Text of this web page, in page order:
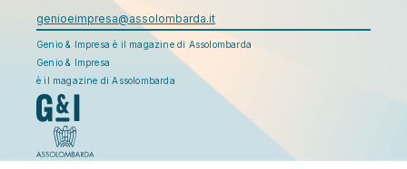
genioeimpresa@assolombarda.it
Genio & Impresa è il magazine di Assolombarda
Genio & Impresa
è il magazine di Assolombarda